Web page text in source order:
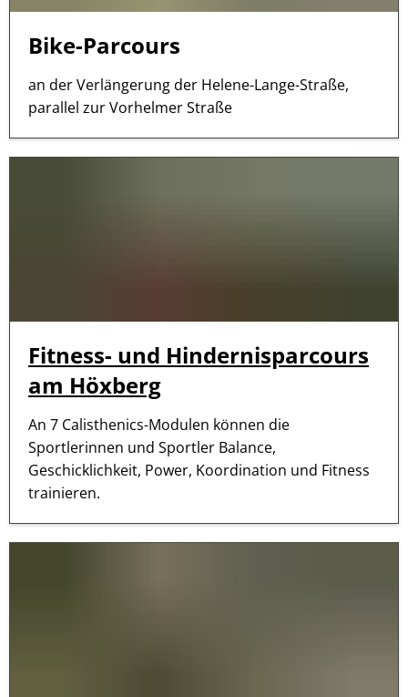
Bike-Parcours
an der Verlängerung der Helene-Lange-Straße,
parallel zur Vorhelmer Straße
Fitness- und Hindernisparcours
am Höxberg
An 7 Calisthenics-Modulen können die
Sportlerinnen und Sportler Balance,
Geschicklichkeit, Power, Koordination und Fitness
trainieren.